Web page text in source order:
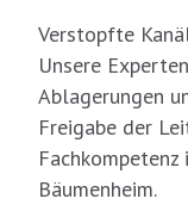
Verstopfte
Unsere
Ablagerungen
Freigabe der
Bäumenheim.